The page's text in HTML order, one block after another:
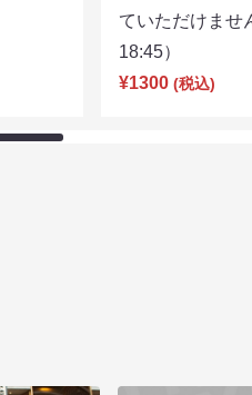
ていただけま
18:45）
¥1300 (税込)